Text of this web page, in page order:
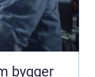
bygger